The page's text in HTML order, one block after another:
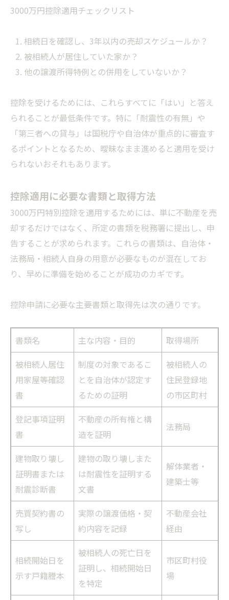
3000万円控除適用チェックリスト
相続日を確認し、3年以内の売却スケジュールか？
被相続人が居住していた家か？
他の譲渡所得特例との併用をしていないか？
控除を受けるためには、これらすべてに「はい」と答え
られることが最低条件です。特に「耐震性の有無」や
「第三者への貸与」は国税庁や自治体が重点的に審査す
るポイントとなるため、曖昧なまま進めると適用を受け
られないおそれもあります。
控除適用に必要な書類と取得方法
3000万円特別控除を適用するためには、単に不動産を売
却するだけではなく、所定の書類を税務署に提出し、申
告することが求められます。これらの書類は、自治体・
法務局・相続人自身の用意が必要なものが混在してお
り、早めに準備を始めることが成功のカギです。
控除申請に必要な主要書類と取得先は次の通りです。
書類名 主な内容・目的
取得場所
被相続人居住
用家屋等確認
書
制度の対象であるこ
とを自治体が認定す
るための証明
被相続人の
住民登録地
の市区町村
登記事項証明
書
不動産の所有権と構
造を証明
法務局
建物取り壊し
証明書または
耐震診断書
建物の取り壊しまた
は耐震性を証明する
文書
解体業者・
建築士等
売買契約書の
写し
実際の譲渡価格・契
約内容を記録
不動産会社
経由
相続開始日を
示す戸籍謄本
被相続人の死亡日を
証明し、相続開始日
を特定
市区町村役
場